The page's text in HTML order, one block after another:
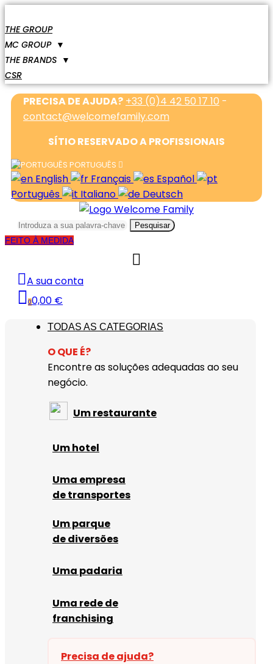
THE GROUP
MC GROUP ▼
THE BRANDS ▼
CSR
PRECISA DE AJUDA? +33 (0)4 42 50 17 10 -
contact@welcomefamily.com
SÍTIO RESERVADO A PROFISSIONAIS
PORTUGUÊS
English Français
Español
Português
Italiano Deutsch
Pesquisar
FEITO À MEDIDA
A sua conta
00,00 €
TODAS AS CATEGORIAS
O QUE É?
Encontre as soluções adequadas ao seu
negócio.
Um restaurante
Um hotel
Uma empresa
de transportes
Um parque
de diversões
Uma padaria
Uma rede de
franchising
Precisa de ajuda?